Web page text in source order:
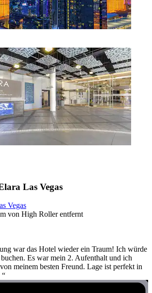
Las Vegas
Vegas
von High Roller entfernt
war das Hotel wieder ein Traum! Ich würde
Es war mein 2. Aufenthalt und ich
meinem besten Freund. Lage ist perfekt in
“